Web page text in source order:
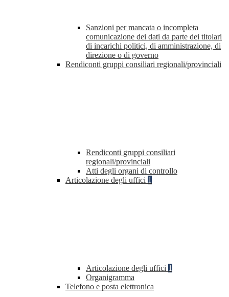
Sanzioni per mancata o incompleta
comunicazione dei dati da parte dei titolari
di incarichi politici, di amministrazione, di
direzione o di governo
Rendiconti gruppi consiliari regionali/provinciali
Rendiconti gruppi consiliari
regionali/provinciali
Atti degli organi di controllo
Articolazione degli uffici 1
Articolazione degli uffici 1
Organigramma
Telefono e posta elettronica